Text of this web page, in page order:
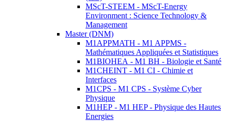
MScT-STEEM - MScT-Energy
Environment : Science Technology &
Management
Master (DNM)
M1APPMATH - M1 APPMS -
Mathématiques Appliquées et Statistiques
M1BIOHEA - M1 BH - Biologie et Santé
M1CHEINT - M1 CI - Chimie et
Interfaces
M1CPS - M1 CPS - Système Cyber
Physique
M1HEP - M1 HEP - Physique des Hautes
Energies